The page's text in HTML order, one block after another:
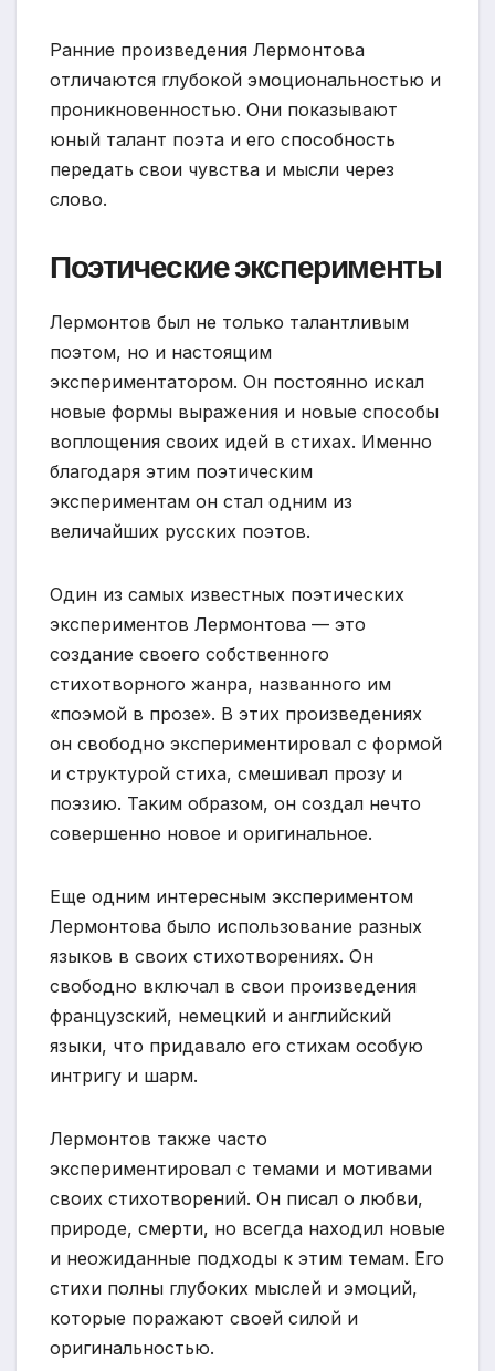
Ранние произведения Лермонтова
отличаются глубокой эмоциональностью и
проникновенностью. Они показывают
юный талант поэта и его способность
передать свои чувства и мысли через
слово.
Поэтические эксперименты
Лермонтов был не только талантливым
поэтом, но и настоящим
экспериментатором. Он постоянно искал
новые формы выражения и новые способы
воплощения своих идей в стихах. Именно
благодаря этим поэтическим
экспериментам он стал одним из
величайших русских поэтов.
Один из самых известных поэтических
экспериментов Лермонтова — это
создание своего собственного
стихотворного жанра, названного им
«поэмой в прозе». В этих произведениях
он свободно экспериментировал с формой
и структурой стиха, смешивал прозу и
поэзию. Таким образом, он создал нечто
совершенно новое и оригинальное.
Еще одним интересным экспериментом
Лермонтова было использование разных
языков в своих стихотворениях. Он
свободно включал в свои произведения
французский, немецкий и английский
языки, что придавало его стихам особую
интригу и шарм.
Лермонтов также часто
экспериментировал с темами и мотивами
своих стихотворений. Он писал о любви,
природе, смерти, но всегда находил новые
и неожиданные подходы к этим темам. Его
стихи полны глубоких мыслей и эмоций,
которые поражают своей силой и
оригинальностью.